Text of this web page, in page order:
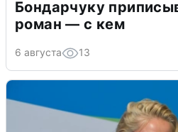
Бондарчуку
роман — с кем
6 августа 13